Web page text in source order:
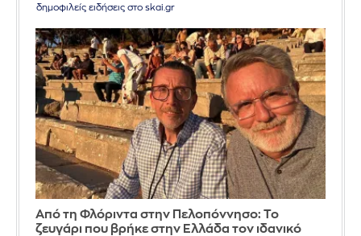
δημοφιλείς ειδήσεις στο skai.gr
Από τη Φλόριντα στην Πελοπόννησο: Το
ζευγάρι που βρήκε στην Ελλάδα τον ιδανικό